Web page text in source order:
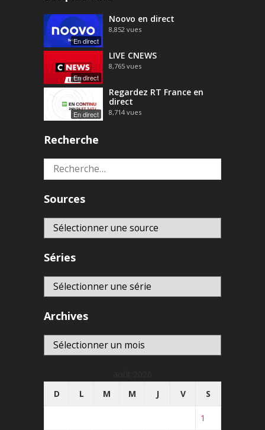
En direct
Noovo en direct
8,852 vues
En direct
LIVE CNEWS
8,765 vues
En direct
Regardez RT France en
direct
8,714 vues
Recherche
Rechercher :
Sources
Séries
Archives
Archives
D
L M M J V S
1